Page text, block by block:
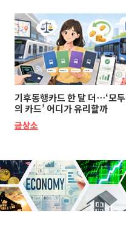
기후동행카드 한 달 더⋯‘모두
의 카드’ 어디가 유리할까
금상소